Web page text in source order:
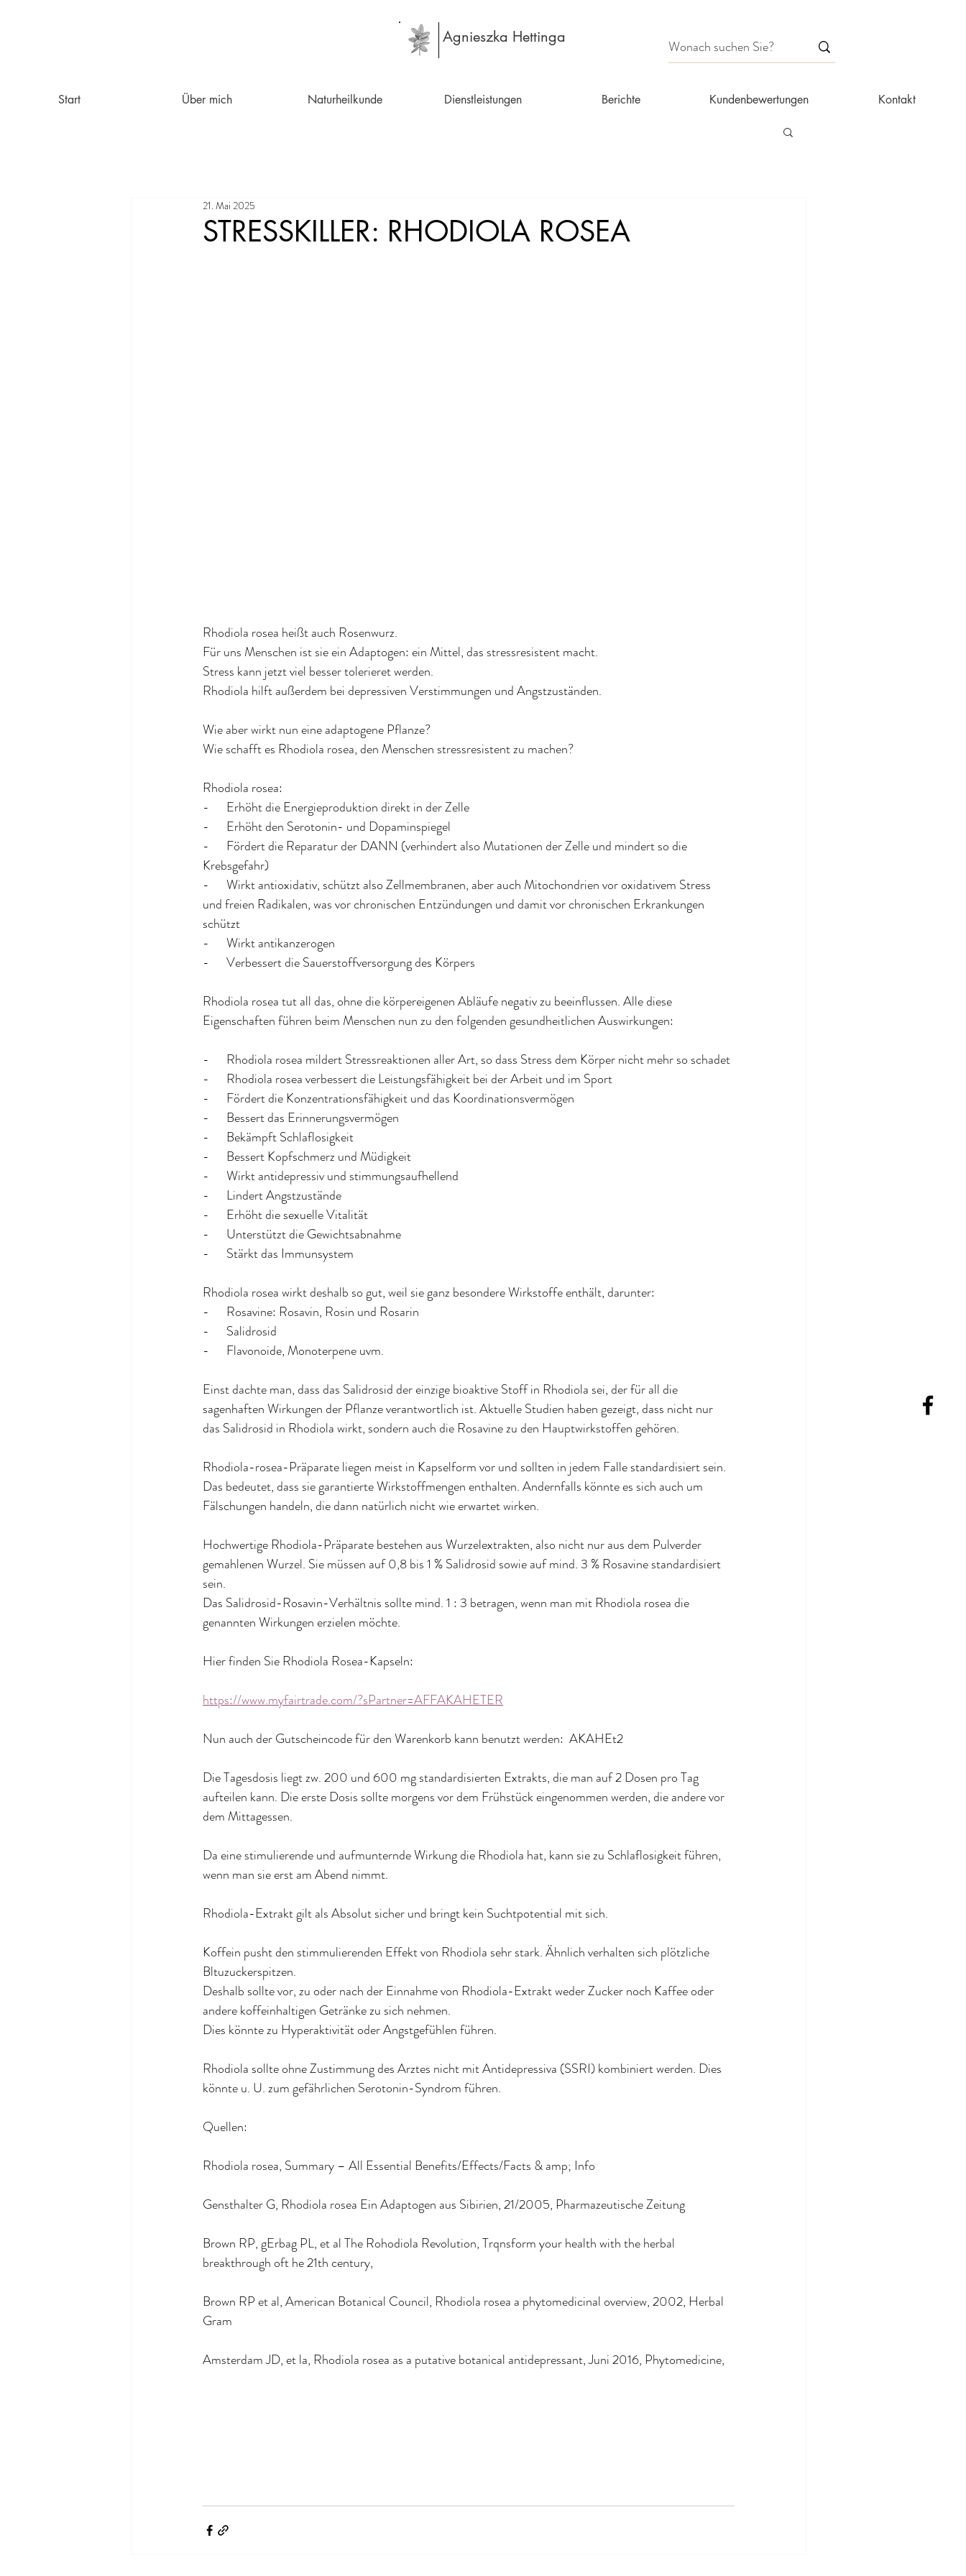
Agnieszka Hettinga
Start Über mich Naturheilkunde Dienstleistungen Berichte Kundenbewertungen Kontakt
STRESSKILLER: RHODIOLA ROSEA
21. Mai 2025
Rhodiola rosea heißt auch Rosenwurz.
Für uns Menschen ist sie ein Adaptogen: ein Mittel, das stressresistent macht.
Stress kann jetzt viel besser tolerieret werden.
Rhodiola hilft außerdem bei depressiven Verstimmungen und Angstzuständen.
Wie aber wirkt nun eine adaptogene Pflanze?
Wie schafft es Rhodiola rosea, den Menschen stressresistent zu machen?
Rhodiola rosea:
-      Erhöht die Energieproduktion direkt in der Zelle
-      Erhöht den Serotonin- und Dopaminspiegel
-      Fördert die Reparatur der DANN (verhindert also Mutationen der Zelle und mindert so die
Krebsgefahr)
-      Wirkt antioxidativ, schützt also Zellmembranen, aber auch Mitochondrien vor oxidativem Stress
und freien Radikalen, was vor chronischen Entzündungen und damit vor chronischen Erkrankungen
schützt
-      Wirkt antikanzerogen
-      Verbessert die Sauerstoffversorgung des Körpers
Rhodiola rosea tut all das, ohne die körpereigenen Abläufe negativ zu beeinflussen. Alle diese
Eigenschaften führen beim Menschen nun zu den folgenden gesundheitlichen Auswirkungen:
-      Rhodiola rosea mildert Stressreaktionen aller Art, so dass Stress dem Körper nicht mehr so schadet
-      Rhodiola rosea verbessert die Leistungsfähigkeit bei der Arbeit und im Sport
-      Fördert die Konzentrationsfähigkeit und das Koordinationsvermögen
-      Bessert das Erinnerungsvermögen
-      Bekämpft Schlaflosigkeit
-      Bessert Kopfschmerz und Müdigkeit
-      Wirkt antidepressiv und stimmungsaufhellend
-      Lindert Angstzustände
-      Erhöht die sexuelle Vitalität
-      Unterstützt die Gewichtsabnahme
-      Stärkt das Immunsystem
Rhodiola rosea wirkt deshalb so gut, weil sie ganz besondere Wirkstoffe enthält, darunter:
-      Rosavine: Rosavin, Rosin und Rosarin
-      Salidrosid
-      Flavonoide, Monoterpene uvm.
Einst dachte man, dass das Salidrosid der einzige bioaktive Stoff in Rhodiola sei, der für all die
sagenhaften Wirkungen der Pflanze verantwortlich ist. Aktuelle Studien haben gezeigt, dass nicht nur
das Salidrosid in Rhodiola wirkt, sondern auch die Rosavine zu den Hauptwirkstoffen gehören.
Rhodiola-rosea-Präparate liegen meist in Kapselform vor und sollten in jedem Falle standardisiert sein.
Das bedeutet, dass sie garantierte Wirkstoffmengen enthalten. Andernfalls könnte es sich auch um
Fälschungen handeln, die dann natürlich nicht wie erwartet wirken.
Hochwertige Rhodiola-Präparate bestehen aus Wurzelextrakten, also nicht nur aus dem Pulverder
gemahlenen Wurzel. Sie müssen auf 0,8 bis 1 % Salidrosid sowie auf mind. 3 % Rosavine standardisiert
sein.
Das Salidrosid-Rosavin-Verhältnis sollte mind. 1 : 3 betragen, wenn man mit Rhodiola rosea die
genannten Wirkungen erzielen möchte.
Hier finden Sie Rhodiola Rosea-Kapseln:
https://www.myfairtrade.com/?sPartner=AFFAKAHETER
Nun auch der Gutscheincode für den Warenkorb kann benutzt werden:  AKAHEt2
Die Tagesdosis liegt zw. 200 und 600 mg standardisierten Extrakts, die man auf 2 Dosen pro Tag
aufteilen kann. Die erste Dosis sollte morgens vor dem Frühstück eingenommen werden, die andere vor
dem Mittagessen.
Da eine stimulierende und aufmunternde Wirkung die Rhodiola hat, kann sie zu Schlaflosigkeit führen,
wenn man sie erst am Abend nimmt.
Rhodiola-Extrakt gilt als Absolut sicher und bringt kein Suchtpotential mit sich.
Koffein pusht den stimmulierenden Effekt von Rhodiola sehr stark. Ähnlich verhalten sich plötzliche
Bltuzuckerspitzen.
Deshalb sollte vor, zu oder nach der Einnahme von Rhodiola-Extrakt weder Zucker noch Kaffee oder
andere koffeinhaltigen Getränke zu sich nehmen.
Dies könnte zu Hyperaktivität oder Angstgefühlen führen.
Rhodiola sollte ohne Zustimmung des Arztes nicht mit Antidepressiva (SSRI) kombiniert werden. Dies
könnte u. U. zum gefährlichen Serotonin-Syndrom führen.
Quellen:
Rhodiola rosea, Summary – All Essential Benefits/Effects/Facts & amp; Info
Gensthalter G, Rhodiola rosea Ein Adaptogen aus Sibirien, 21/2005, Pharmazeutische Zeitung
Brown RP, gErbag PL, et al The Rohodiola Revolution, Trqnsform your health with the herbal
breakthrough oft he 21th century,
Brown RP et al, American Botanical Council, Rhodiola rosea a phytomedicinal overview, 2002, Herbal
Gram
Amsterdam JD, et la, Rhodiola rosea as a putative botanical antidepressant, Juni 2016, Phytomedicine,